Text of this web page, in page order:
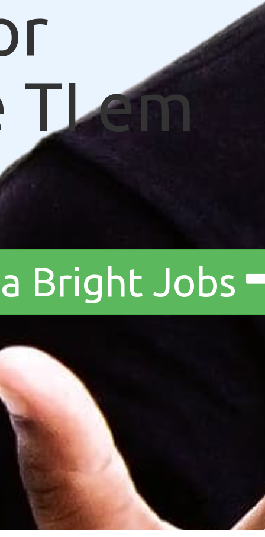
em
Bright Jobs